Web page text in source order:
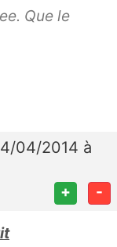
Que le
04/2014 à
+ -